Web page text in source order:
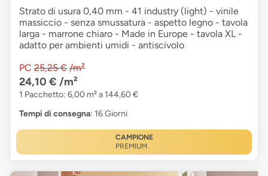
Strato di usura 0,40 mm - 41 industry (light) - vinile
massiccio - senza smussatura - aspetto legno - tavola
larga - marrone chiaro - Made in Europe - tavola XL -
adatto per ambienti umidi - antiscivolo
PC 25,25 € /m²
24,10 € /m²
1 Pacchetto: 6,00 m² a 144,60 €
Tempi di consegna: 16 Giorni
CAMPIONE
PREMIUM